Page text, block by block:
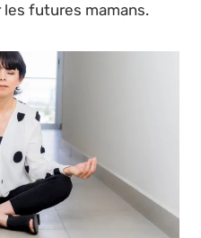
futures mamans.